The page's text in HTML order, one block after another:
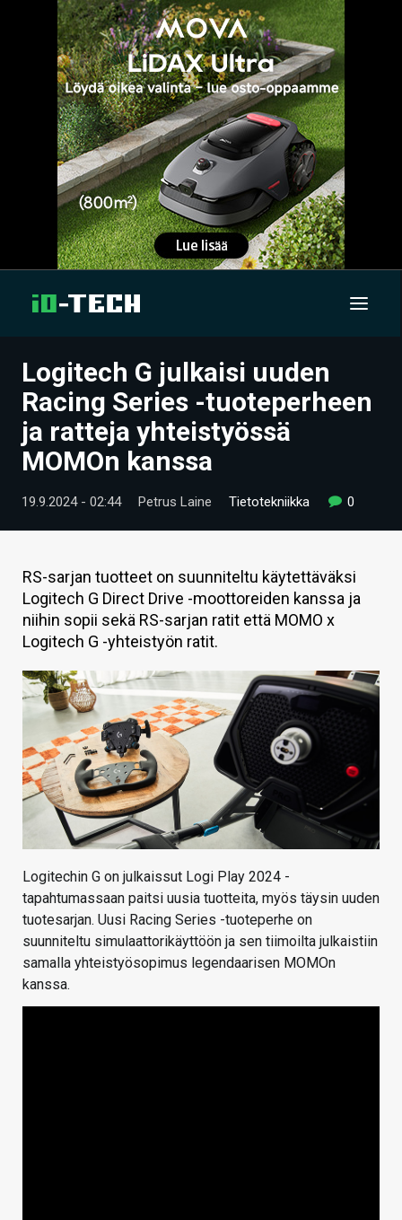
UUTISET
ARTIKKELIT
VIDEOT
TECHBBS
HINTA.FI
KAUPPA
VAIHDA TEEMA
HAKU
Logitech G julkaisi uuden
Racing Series -tuoteperheen
ja ratteja yhteistyössä
MOMOn kanssa
19.9.2024 - 02:44 Petrus Laine Tietotekniikka 0
RS-sarjan tuotteet on suunniteltu käytettäväksi
Logitech G Direct Drive -moottoreiden kanssa ja
niihin sopii sekä RS-sarjan ratit että MOMO x
Logitech G -yhteistyön ratit.
Logitechin G on julkaissut Logi Play 2024 -
tapahtumassaan paitsi uusia tuotteita, myös täysin uuden
tuotesarjan. Uusi Racing Series -tuoteperhe on
suunniteltu simulaattorikäyttöön ja sen tiimoilta julkaistiin
samalla yhteistyösopimus legendaarisen MOMOn
kanssa.